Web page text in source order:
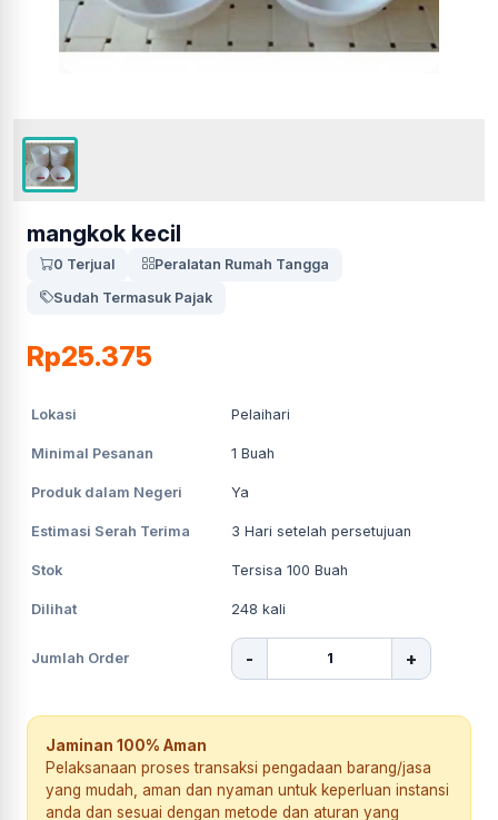
mangkok kecil
0 Terjual
Peralatan Rumah Tangga
Sudah Termasuk Pajak
Rp25.375
Lokasi Pelaihari
Minimal Pesanan 1 Buah
Produk dalam Negeri Ya
Estimasi Serah Terima 3 Hari setelah persetujuan
Stok Tersisa 100 Buah
Dilihat 248 kali
Jumlah Order - +
Jaminan 100% Aman
Pelaksanaan proses transaksi pengadaan barang/jasa
yang mudah, aman dan nyaman untuk keperluan instansi
anda dan sesuai dengan metode dan aturan yang